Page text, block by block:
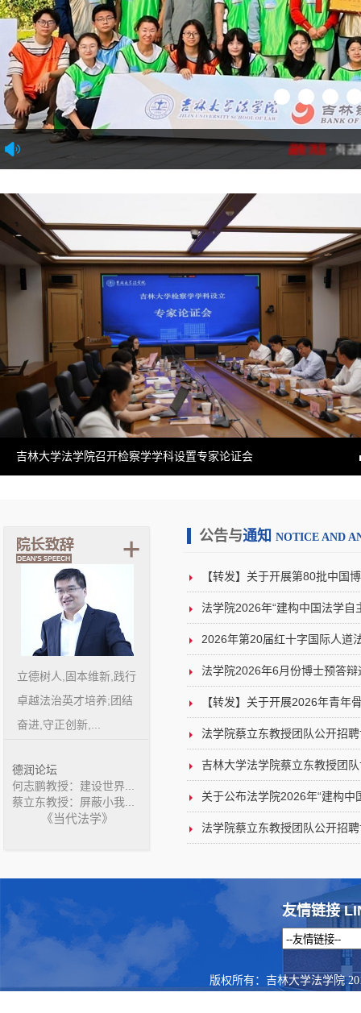
最新消息 ·何志鹏教
吉林大学法学院召开检察学学科设置专家论证会
立德树人,固本维新,践行
卓越法治英才培养;团结
奋进,守正创新,...
德润论坛
何志鹏教授：建设世界...
蔡立东教授：屏蔽小我...
《当代法学》
公告与通知 NOTICE AND
【转发】关于开展第80批中国
法学院2026年“建构中国法学自
2026年第20届红十字国际人道
法学院2026年6月份博士预答
【转发】关于开展2026年青年
法学院蔡立东教授团队公开招
吉林大学法学院蔡立东教授团
关于公布法学院2026年“建构中
法学院蔡立东教授团队公开招
友情链接
版权所有：吉林大学法学院